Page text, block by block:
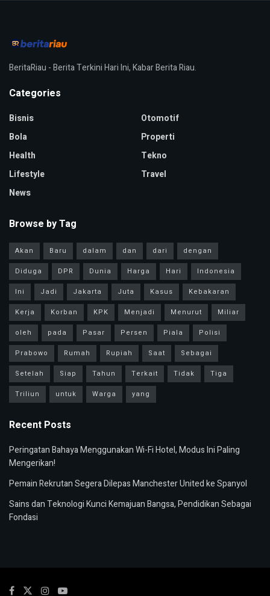
BeritaRiau - Berita Terkini Hari Ini, Kabar Berita Riau.
Categories
Bisnis
Bola
Health
Lifestyle
News
Otomotif
Properti
Tekno
Travel
Browse by Tag
Akan Baru dalam dan dari
dengan
Diduga
DPR Dunia Harga Hari
Indonesia
Ini
Jadi Jakarta Juta Kasus
Kebakaran
Kerja
Korban KPK Menjadi Menurut
Miliar
oleh
pada Pasar Persen Piala
Polisi
Prabowo
Rumah Rupiah Saat
Sebagai
Setelah
Siap Tahun Terkait Tidak
Tiga
Triliun
untuk Warga yang
Recent Posts
Peringatan Bahaya Menggunakan Wi-Fi Hotel, Modus Ini Paling
Mengerikan!
Pemain Rekrutan Segera Dilepas Manchester United ke Spanyol
Sains dan Teknologi Kunci Kemajuan Bangsa, Pendidikan Sebagai
Fondasi